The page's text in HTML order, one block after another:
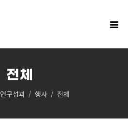
전체
연구성과 행사 전체
IFS연구